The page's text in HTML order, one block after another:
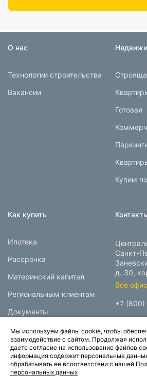
О нас
Технологии строительства
Вакансии
Готовая
Купим
Как купить
Ипотека
Рассрочка
Материнский капитал
Региональным клиентам
Документы
Санкт-
д. 30,
Все
+7
© 1995-2026.
Группа компаний
Мы используем файлы cookie, чтобы
взаимодействие с сайтом. Продолжая
даете согласие на использование файлов
информация содержит персональные
обрабатывать ее всоответствии с нашей
персональных данных